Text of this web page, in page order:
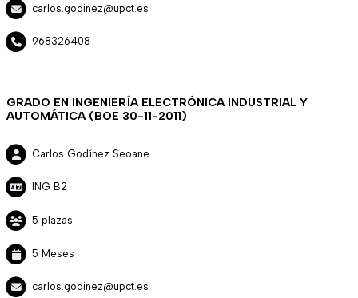
carlos.godinez@upct.es
968326408
GRADO EN INGENIERÍA ELECTRÓNICA INDUSTRIAL Y
AUTOMÁTICA (BOE 30-11-2011)
Carlos Godínez Seoane
ING B2
5 plazas
5 Meses
carlos.godinez@upct.es